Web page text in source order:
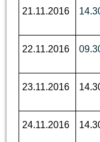
21.11.2016
22.11.2016
23.11.2016
24.11.2016